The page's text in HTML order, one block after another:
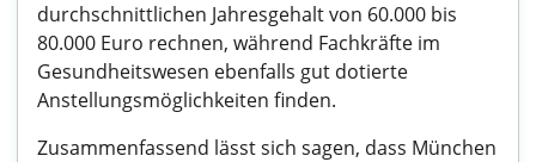
durchschnittlichen Jahresgehalt von 60.000 bis
80.000 Euro rechnen, während Fachkräfte im
Gesundheitswesen ebenfalls gut dotierte
Anstellungsmöglichkeiten finden.
Zusammenfassend lässt sich sagen, dass München